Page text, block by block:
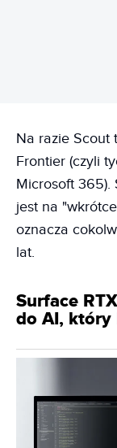
Na razie Scout
Frontier (czyli
Microsoft 365).
jest na
oznacza
lat.
Surface
do AI, który